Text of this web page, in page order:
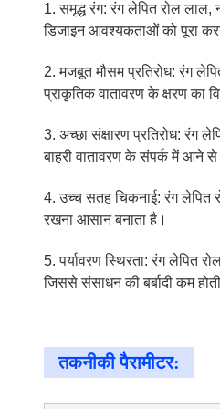
1. समृद्ध रंग: रंग लेपित रोल
डिजाइन आवश्यकताओं को पूरा
2. मजबूत मौसम प्रतिरोध: रंग
प्राकृतिक वातावरण के क्षरण का
3. अच्छा संक्षारण प्रतिरोध: रंग
बाहरी वातावरण के संपर्क में आने
4. उच्च सतह चिकनाई: रंग लेपित
रखना आसान बनाता है।
5. पर्यावरण स्थिरता: रंग लेपित
जिससे संसाधन की बर्बादी कम
तकनीकी पैरामीटर: